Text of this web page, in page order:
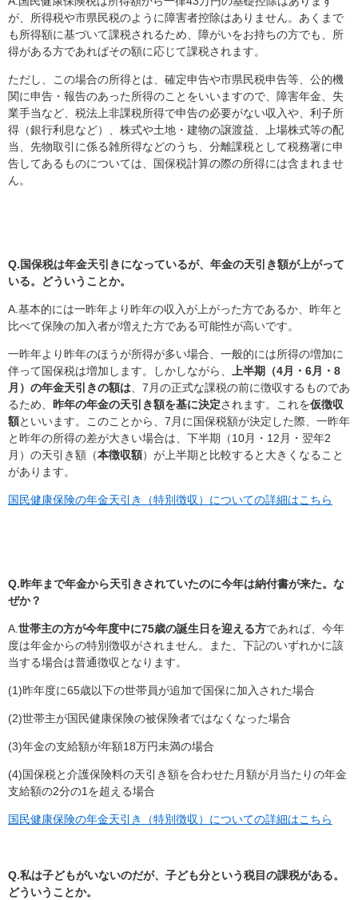
が、所得税や市県民税のように障害者控除はありません。あくまで
も所得額に基づいて課税されるため、障がいをお持ちの方でも、所
得がある方であればその額に応じて課税されます。
ただし、この場合の所得とは、確定申告や市県民税申告等、公的機
関に申告・報告のあった所得のことをいいますので、障害年金、失
業手当など、税法上非課税所得で申告の必要がない収入や、利子所
得（銀行利息など）、株式や土地・建物の譲渡益、上場株式等の配
当、先物取引に係る雑所得などのうち、分離課税として税務署に申
告してあるものについては、国保税計算の際の所得には含まれませ
ん。
Q.国保税は年金天引きになっているが、 年金の天引き額が上がって
いる。どういうことか。
A.基本的には一昨年より昨年の収入が上がった方であるか、昨年と
比べて保険の加入者が増えた方である可能性が高いです。
一昨年より昨年のほうが所得が多い場合、一般的には所得の増加に
伴って国保税は増加します。しかしながら、 上半期（4月・6月・8
月）の年金天引きの額は、7月の正式な課税の前に徴収するものであ
るため、 昨年の年金の天引き額を基に決定されます。これを仮徴収
額といいます。このことから、7月に国保税額が決定した際、一昨年
と昨年の所得の差が大きい場合は、下半期（10月・12月・翌年2
月）の天引き額（本徴収額）が上半期と比較すると大きくなること
があります。
国民健康保険の年金天引き（特別徴収）についての詳細はこちら
Q.昨年まで年金から天引きされていたのに今年は納付書が来た。な
ぜか？
A.世帯主の方が今年度中に75歳の誕生日を迎える方であれば、今年
度は年金からの特別徴収がされません。また、下記のいずれかに該
当する場合は普通徴収となります。
(1)昨年度に65歳以下の世帯員が追加で国保に加入された場合
(2)世帯主が国民健康保険の被保険者ではなくなった場合
(3)年金の支給額が年額18万円未満の場合
(4)国保税と介護保険料の天引き額を合わせた月額が月当たりの年金
支給額の2分の1を超える場合
国民健康保険の年金天引き（特別徴収）についての詳細はこちら
Q.私は子どもがいないのだが、子ども分という税目の課税がある。
どういうことか。